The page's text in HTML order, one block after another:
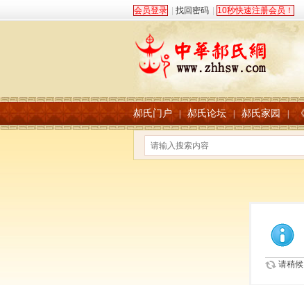
会员登录 找回密码 10秒快速注册会员！
郝氏门户 | 郝氏论坛 | 郝氏家园 |
请稍